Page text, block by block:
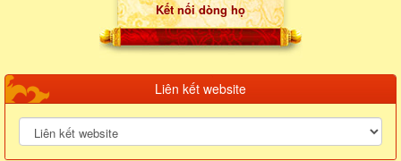
Kết nối dòng họ
Liên kết website